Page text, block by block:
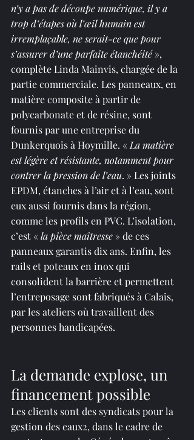
n’y a pas de découpe numérique, il y a
trop d’étapes où l’œil humain est
irremplaçable, ne serait-ce que pour
s’assurer d’une parfaite étanchéité »,
complète Linda Mainvis, chargée de la
partie commerciale. Les panneaux, en
matière composite à partir de
polycarbonate et de résine, sont
fournis par une entreprise du
Dunkerquois à Hoymille. « La matière
est légère et résistante, notamment pour
contrer la pression de l’eau. » Les joints
EPDM, étanches à l’air et à l’eau, sont
eux aussi fournis dans la région,
comme les profils en PVC. L’isolation,
c’est « la pièce maîtresse » de ces
panneaux garantis dix ans. Enfin, les
rails et poteaux en inox qui
consolident la barrière et permettent
l’entreposage sont fabriqués à Calais,
par les ateliers où travaillent des
personnes handicapées.
La demande explose, un
financement possible
Les clients sont des syndicats pour la
gestion des eaux2, dans le cadre de